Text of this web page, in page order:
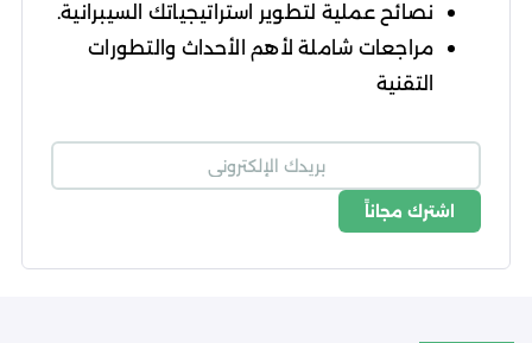
نصائح عملية لتطوير استراتيجياتك السيبرانية.
مراجعات شاملة لأهم الأحداث والتطورات
التقنية
اشترك مجاناً